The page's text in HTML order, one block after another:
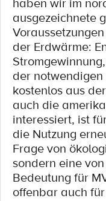
ausgezeichnete
der Erdwärme:
der
kostenlos aus
auch die
interessiert, ist
die Nutzung
Frage von
sondern eine
Bedeutung für
offenbar auch